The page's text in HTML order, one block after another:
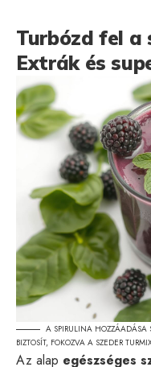
Turbózd fel a
Extrák és
A SPIRULINA HOZZÁADÁSA
BIZTOSÍT, FOKOZVA A SZEDER
Az alap egészséges